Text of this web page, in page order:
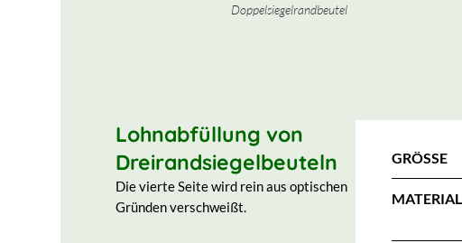
Doppelsiegelrandbeutel
Lohnabfüllung von
Dreirandsiegelbeuteln
Die vierte Seite wird rein aus optischen
Gründen verschweißt.
GRÖSSE
MATERIAL